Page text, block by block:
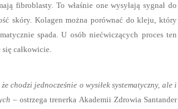
fibroblasty. To właśnie one wysyłają sygnał do
skóry. Kolagen można porównać do kleju, który
spada. U osób niećwiczących proces ten
całkowicie.
chodzi jednocześnie o wysiłek systematyczny, ale i
– ostrzega trenerka Akademii Zdrowia Santander